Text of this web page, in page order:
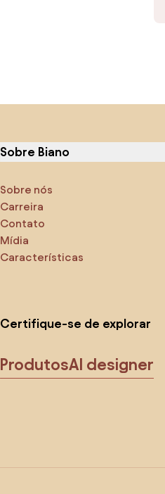
Sobre Biano
Sobre nós
Carreira
Contato
Mídia
Características
Certifique-se de explorar
ProdutosAI designer